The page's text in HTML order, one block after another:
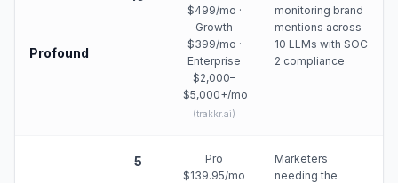
Profound
$499/mo ·
Growth
$399/mo ·
Enterprise
$2,000–
$5,000+/mo
(trakkr.ai)
monitoring brand
mentions across
10 LLMs with SOC
2 compliance
5
Pro
$139.95/mo
Marketers
needing the